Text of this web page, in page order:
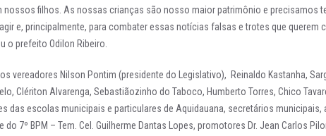
filhos. As nossas crianças são nosso maior patrimônio e precisamos
e, principalmente, para combater essas notícias falsas e trotes que querem
o prefeito Odilon Ribeiro.
vereadores Nilson Pontim (presidente do Legislativo), Reinaldo Kastanha,
Clériton Alvarenga, Sebastiãozinho do Taboco, Humberto Torres, Chico
das escolas municipais e particulares de Aquidauana, secretários municipais,
7º BPM – Tem. Cel. Guilherme Dantas Lopes, promotores Dr. Jean Carlos